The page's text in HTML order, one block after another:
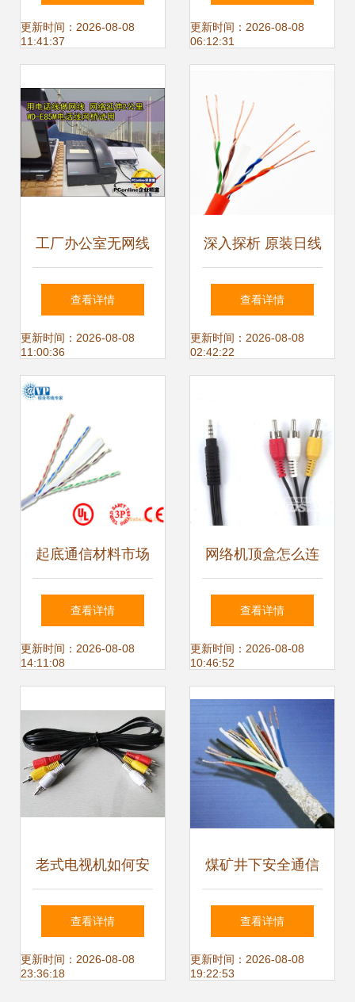
生产线的价格与优
更新时间：2026-08-08
11:41:37
室无线网线一卖
它！
更新时间：2026-08-08
06:12:31
工厂办公室无网线
改造的福音 WD
E85M网桥，两公
里网络传输的完美
解决方案
查看详情
更新时间：2026-08-08
11:00:36
深入探析 原装日线
千兆网线 NIPPON
SEISEN CAT6 的
查看详情
更新时间：2026-08-08
02:42:22
起底通信材料市场
的“优质基准” 超五
类室外阻水网络线
价值
查看详情
更新时间：2026-08-08
14:11:08
网络机顶盒怎么连
接电视?傻瓜式教
学
查看详情
更新时间：2026-08-08
10:46:52
老式电视机如何安
装英克菲网络电视
盒及网络线连接指
查看详情
更新时间：2026-08-08
23:36:18
煤矿井下安全通信
的基石 MHYV防爆
网线详解
查看详情
更新时间：2026-08-08
19:22:53